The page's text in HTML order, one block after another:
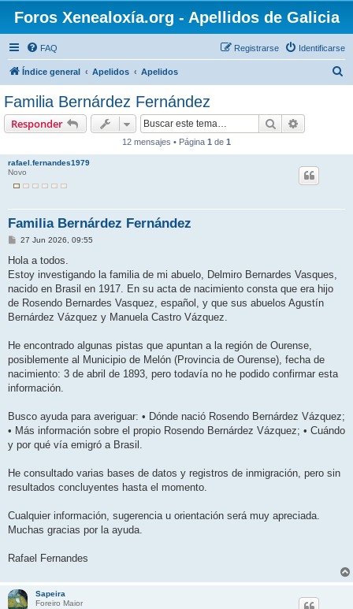
Foros Xenealoxía.org - Apellidos de Galicia
FAQ Identificarse
Registrarse
Índice general Apelidos Apelidos
Familia Bernárdez Fernández
Responder Buscar
12 mensajes • Página 1 de 1
rafael.fernandes1979
Novo
Familia Bernárdez Fernández
M
n
a
j
27 Jun 2026, 09:55
Hola a todos.
Estoy investigando la familia de mi abuelo, Delmiro Bernardes Vasques,
nacido en Brasil en 1917. En su acta de nacimiento consta que era hijo
de Rosendo Bernardes Vasquez, español, y que sus abuelos Agustín
Bernárdez Vázquez y Manuela Castro Vázquez.
He encontrado algunas pistas que apuntan a la región de Ourense,
posiblemente al Municipio de Melón (Provincia de Ourense), fecha de
nacimiento: 3 de abril de 1893, pero todavía no he podido confirmar esta
información.
Busco ayuda para averiguar: • Dónde nació Rosendo Bernárdez Vázquez;
• Más información sobre el propio Rosendo Bernárdez Vázquez; • Cuándo
y por qué vía emigró a Brasil.
He consultado varias bases de datos y registros de inmigración, pero sin
resultados concluyentes hasta el momento.
Cualquier información, sugerencia u orientación será muy apreciada.
Muchas gracias por la ayuda.
Rafael Fernandes
Sapeira
Foreiro Maior